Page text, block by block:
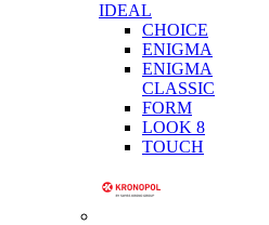
IDEAL
CHOICE
ENIGMA
ENIGMA
CLASSIC
FORM
LOOK 8
TOUCH